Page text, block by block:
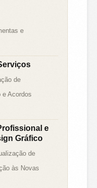
e
de
e Acordos
e
Gráfico
de
às Novas